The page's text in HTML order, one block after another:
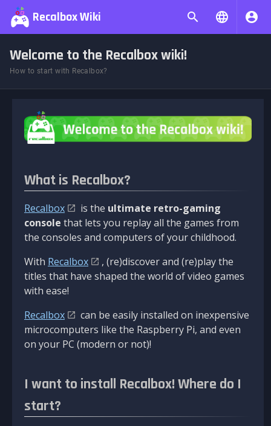
Recalbox Wiki
Welcome to the Recalbox wiki!
How to start with Recalbox?
What is Recalbox?
Recalbox is the ultimate retro-gaming
console that lets you replay all the games from
the consoles and computers of your childhood.
With Recalbox
, (re)discover and (re)play the
titles that have shaped the world of video games
with ease!
Recalbox
can be easily installed on inexpensive
microcomputers like the Raspberry Pi, and even
on your PC (modern or not)!
I want to install Recalbox! Where do I
start?